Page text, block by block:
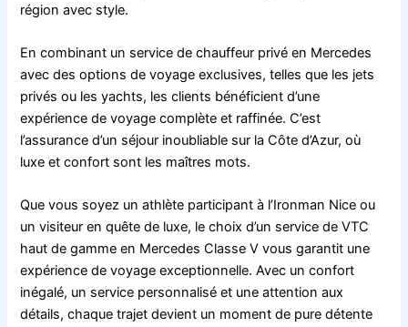
région avec style.
En combinant un service de chauffeur privé en Mercedes
avec des options de voyage exclusives, telles que les jets
privés ou les yachts, les clients bénéficient d’une
expérience de voyage complète et raffinée. C’est
l’assurance d’un séjour inoubliable sur la Côte d’Azur, où
luxe et confort sont les maîtres mots.
Que vous soyez un athlète participant à l’Ironman Nice ou
un visiteur en quête de luxe, le choix d’un service de VTC
haut de gamme en Mercedes Classe V vous garantit une
expérience de voyage exceptionnelle. Avec un confort
inégalé, un service personnalisé et une attention aux
détails, chaque trajet devient un moment de pure détente